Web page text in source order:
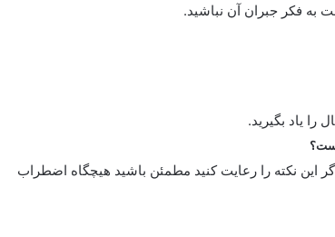
به فکر جبران آن نباشید.
یاد بگیرید.
نکته را رعایت کنید مطمئن باشید هیچگاه اضطراب